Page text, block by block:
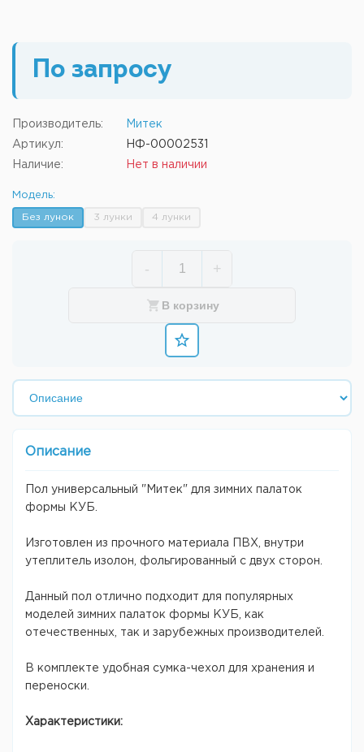
По запросу
Производитель: Митек
Артикул: НФ-00002531
Наличие: Нет в наличии
Модель:
Без лунок 3 лунки 4 лунки
- +
В корзину
Описание
Пол универсальный "Митек" для зимних палаток
формы КУБ.
Изготовлен из прочного материала ПВХ, внутри
утеплитель изолон, фольгированный с двух сторон.
Данный пол отлично подходит для популярных
моделей зимних палаток формы КУБ, как
отечественных, так и зарубежных производителей.
В комплекте удобная сумка-чехол для хранения и
переноски.
Характеристики: